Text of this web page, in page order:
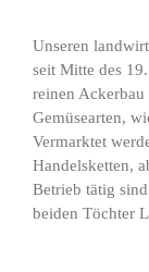
Unseren
seit Mitte des
reinen
Gemüsearten,
Vermarktet
Handelsketten,
Betrieb tätig
beiden Töchter